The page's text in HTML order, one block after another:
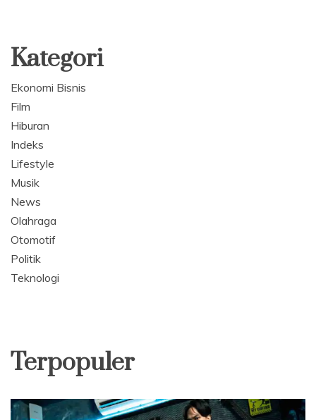
Kategori
Ekonomi Bisnis
Film
Hiburan
Indeks
Lifestyle
Musik
News
Olahraga
Otomotif
Politik
Teknologi
Terpopuler